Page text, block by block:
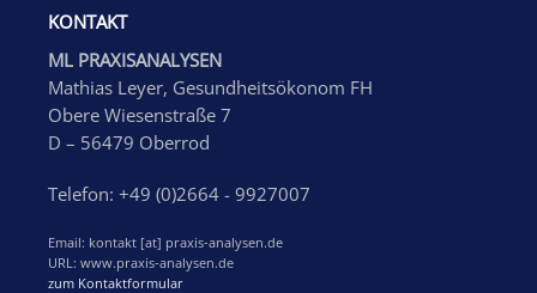
KONTAKT
ML PRAXISANALYSEN
Mathias Leyer, Gesundheitsökonom FH
Obere Wiesenstraße 7
D – 56479 Oberrod
Telefon: +49 (0)2664 - 9927007
Email: kontakt [at] praxis-analysen.de
URL: www.praxis-analysen.de
zum Kontaktformular